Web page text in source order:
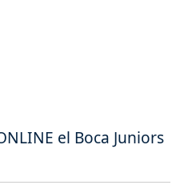
el Boca Juniors